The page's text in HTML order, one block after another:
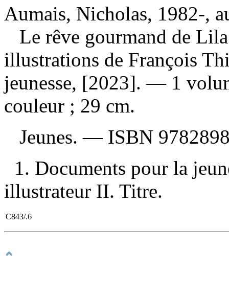
Aumais, Nicholas, 1982-,
Le rêve gourmand de
illustrations de François
jeunesse, [2023]. — 1
couleur ; 29 cm.
Jeunes. — ISBN
1. Documents pour la
illustrateur II. Titre.
C843/.6